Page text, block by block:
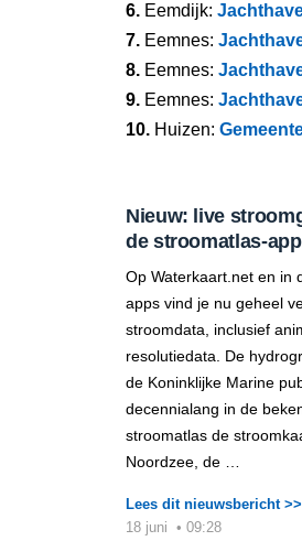
6. Eemdijk:
7. Eemnes:
8. Eemnes:
9. Eemnes:
10. Huizen:
Nieuw: live
de stroomatlas-
Op Waterkaart.net en in
apps vind je nu geheel
stroomdata, inclusief
resolutiedata. De
de Koninklijke Marine
decennialang in de
stroomatlas de
Noordzee, de …
Lees dit nieuwsbericht >>
18 juni • 09:28